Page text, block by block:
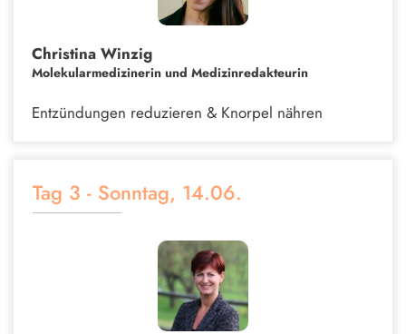
Christina Winzig
Molekularmedizinerin und Medizinredakteurin
Entzündungen reduzieren & Knorpel nähren
Tag 3 - Sonntag, 14.06.